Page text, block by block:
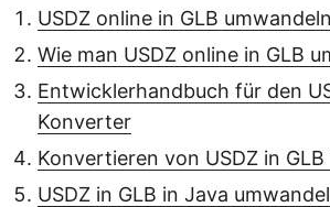
USDZ online in GLB umwandeln
Wie man USDZ online in GLB
Entwicklerhandbuch für den
Konverter
Konvertieren von USDZ in GLB
USDZ in GLB in Java